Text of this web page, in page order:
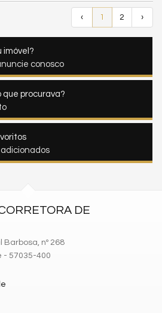
‹ 1 2 ›
imóvel?
conosco
que procurava?
DE
Barbosa, nº 268
- 57035-400